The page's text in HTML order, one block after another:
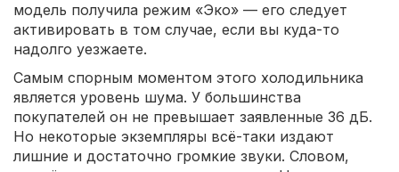
модель получила режим «Эко» — его следует
активировать в том случае, если вы куда-то
надолго уезжаете.
Самым спорным моментом этого холодильника
является уровень шума. У большинства
покупателей он не превышает заявленные 36 дБ.
Но некоторые экземпляры всё-таки издают
лишние и достаточно громкие звуки. Словом,